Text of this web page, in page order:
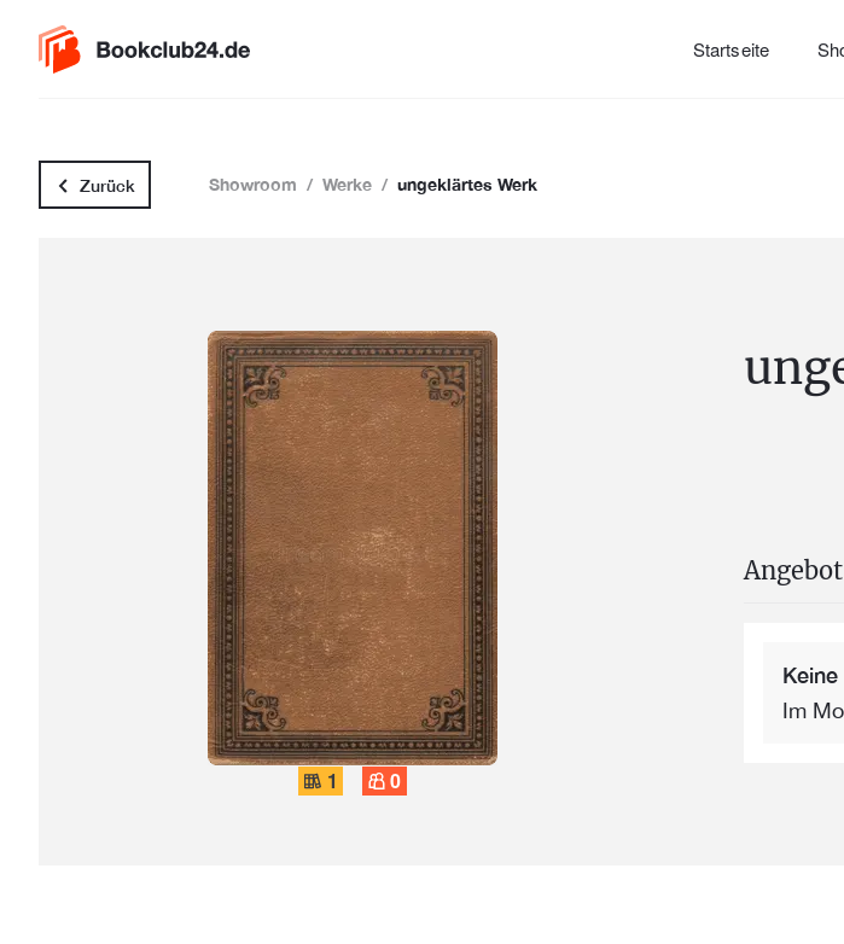
Startseite
Zurück Showroom / Werke / ungeklärtes Werk
1 0
Im